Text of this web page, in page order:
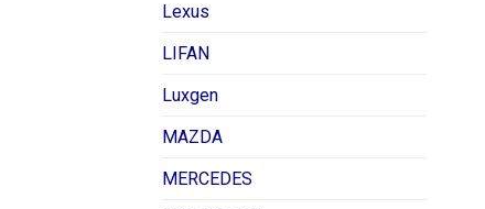
Lexus
LIFAN
Luxgen
MAZDA
MERCEDES